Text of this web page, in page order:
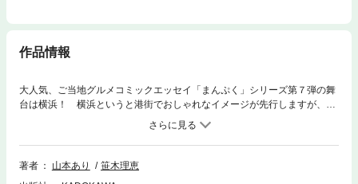
作品情報
大人気、ご当地グルメコミックエッセイ「まんぷく」シリーズ第７弾の舞
台は横浜！ 横浜というと港街でおしゃれなイメージが先行しますが、実
はハマッ子の血はラーメンのスープであり、その肉はカレーの肉！ 横浜
グルメは猥雑なパワーに溢れているのです。ソウルフード、中華街にそっ
ぽを向いた中華、発祥グルメからディープ野毛・日ノ出町の飲食店まで。
横浜在住のグルメライターと調理師免許を持つ食いしん坊イラストレータ
著者 山本あり
笹木理恵